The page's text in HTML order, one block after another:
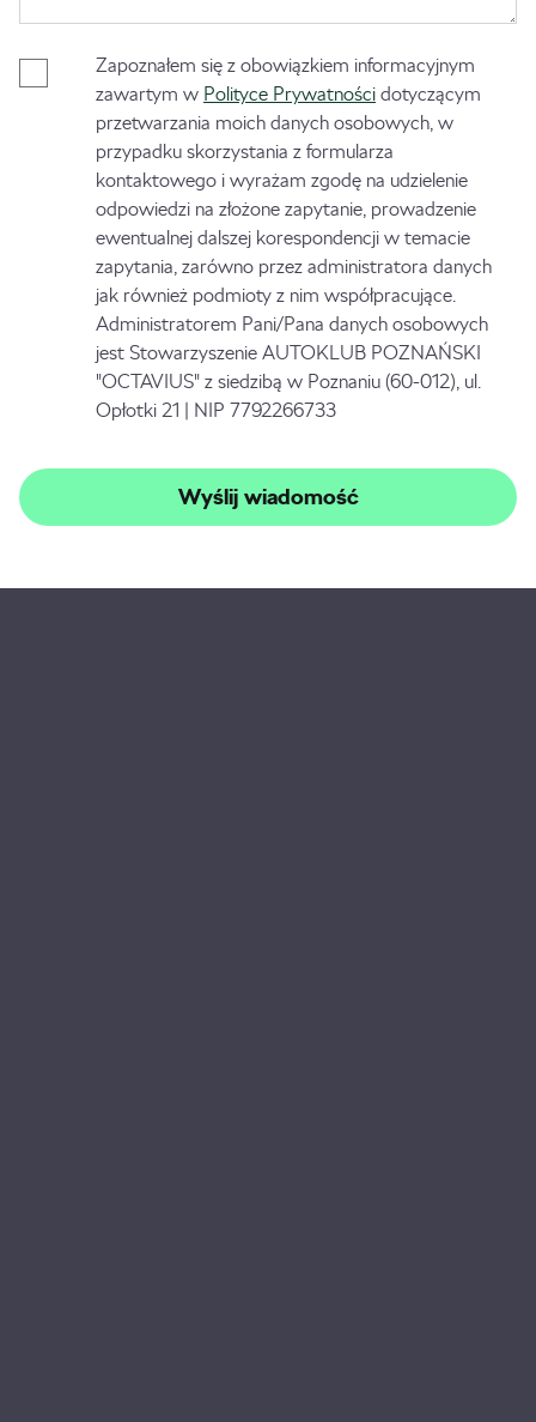
Zapoznałem się z obowiązkiem informacyjnym
zawartym w Polityce Prywatności dotyczącym
przetwarzania moich danych osobowych, w
przypadku skorzystania z formularza
kontaktowego i wyrażam zgodę na udzielenie
odpowiedzi na złożone zapytanie, prowadzenie
ewentualnej dalszej korespondencji w temacie
zapytania, zarówno przez administratora danych
jak również podmioty z nim współpracujące.
Administratorem Pani/Pana danych osobowych
jest Stowarzyszenie AUTOKLUB POZNAŃSKI
"OCTAVIUS" z siedzibą w Poznaniu (60-012), ul.
Opłotki 21 | NIP 7792266733